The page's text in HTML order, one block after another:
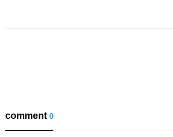
comment0